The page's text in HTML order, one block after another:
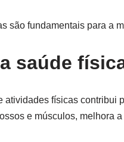
são fundamentais para a
saúde
atividades físicas contribui
e músculos, melhora